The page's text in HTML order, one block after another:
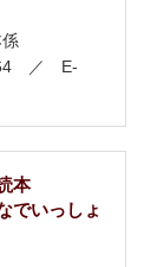
／ E-
本
でいっしょ